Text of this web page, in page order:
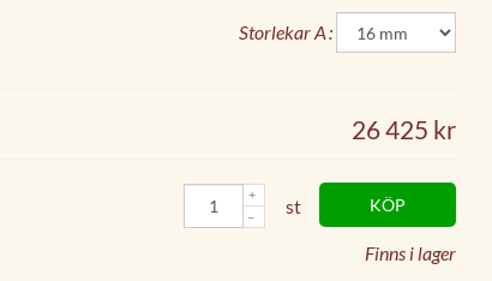
Storlekar A
26 425 kr
KÖP
st
Finns i lager